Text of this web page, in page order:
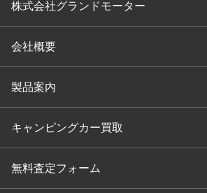
株式会社グランドモーター
会社概要
製品案内
キャンピングカー買取
無料査定フォーム